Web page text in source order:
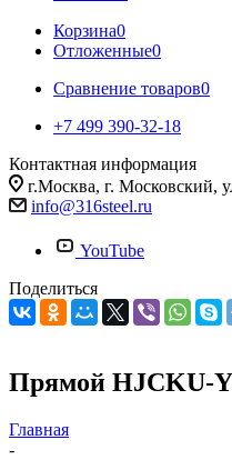
Корзина0
Отложенные0
Сравнение товаров0
+7 499 390-32-18
Контактная информация
г.Москва, г. Московский,
info@316steel.ru
YouTube
Поделиться
Прямой HJCKU-
Главная
-